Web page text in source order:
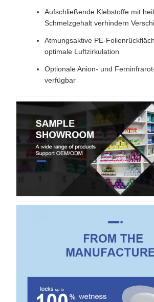
Aufschließende Klebstoffe mit
Schmelzgehalt verhindern
Atmungsaktive PE-
optimale Luftzirkulation
Optionale Anion- und
verfügbar